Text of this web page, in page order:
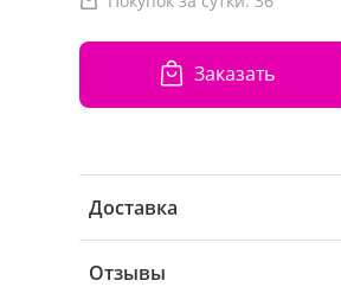
Заказать
Доставка
Отзывы